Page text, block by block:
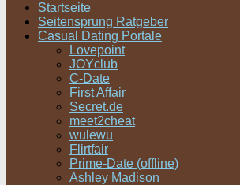
Startseite
Seitensprung Ratgeber
Casual Dating Portale
Lovepoint
JOYclub
C-Date
First Affair
Secret.de
meet2cheat
wulewu
Flirtfair
Prime-Date (offline)
Ashley Madison